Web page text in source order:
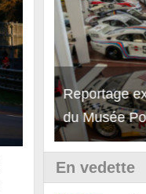
Reportage
du Musée
Découverte
12Cilindri
En vedette